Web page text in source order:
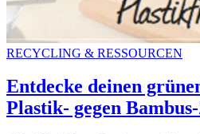
RECYCLING & RESSOURCEN
Entdecke deinen
Plastik- gegen